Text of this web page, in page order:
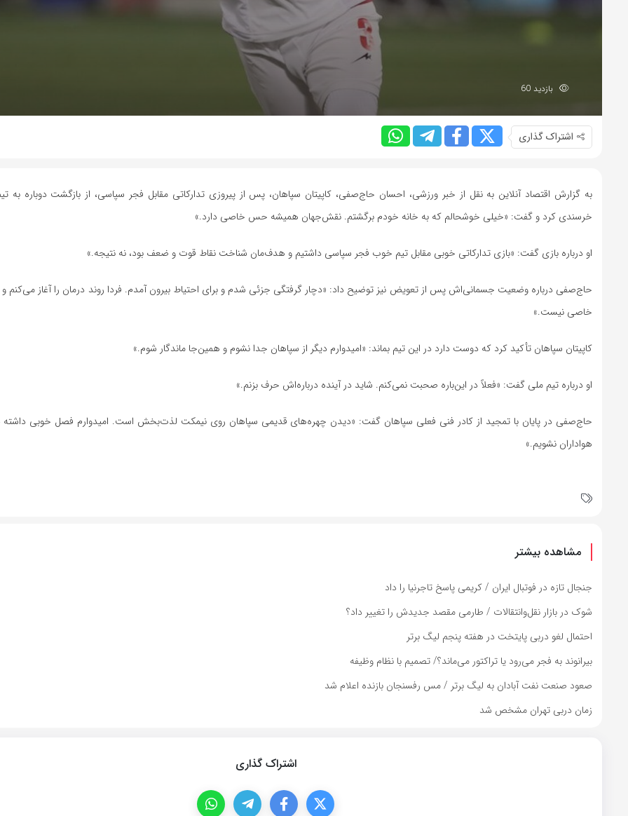
بازدید 60
اشتراک گذاری
به گزارش اقتصاد آنلاین به نقل از خبر ورزشی، احسان حاج‌صفی، کاپیتان سپاهان، پس از پیروزی تدارکاتی مقابل فجر سپاسی، از بازگشت دوباره به
خرسندی کرد و گفت: «خیلی خوشحالم که به خانه خودم برگشتم. نقش‌جهان همیشه حس خاصی دارد.»
او درباره بازی گفت: «بازی تدارکاتی خوبی مقابل تیم خوب فجر سپاسی داشتیم و هدف‌مان شناخت نقاط قوت و ضعف بود، نه نتیجه.»
حاج‌صفی درباره وضعیت جسمانی‌اش پس از تعویض نیز توضیح داد: «دچار گرفتگی جزئی شدم و برای احتیاط بیرون آمدم. فردا روند درمان را آغاز می‌کنم و
خاصی نیست.»
کاپیتان سپاهان تأکید کرد که دوست دارد در این تیم بماند: «امیدوارم دیگر از سپاهان جدا نشوم و همین‌جا ماندگار شوم.»
او درباره تیم ملی گفت: «فعلاً در این‌باره صحبت نمی‌کنم. شاید در آینده درباره‌اش حرف بزنم.»
حاج‌صفی در پایان با تمجید از کادر فنی فعلی سپاهان گفت: «دیدن چهره‌های قدیمی سپاهان روی نیمکت لذت‌بخش است. امیدوارم فصل خوبی داشته
هواداران نشویم.»
مشاهده بیشتر
جنجال تازه در فوتبال ایران / کریمی پاسخ تاجرنیا را داد
شوک در بازار نقل‌وانتقالات / طارمی مقصد جدیدش را تغییر داد؟
احتمال لغو دربی پایتخت در هفته پنجم لیگ برتر
بیرانوند به فجر می‌رود یا تراکتور می‌ماند؟/ تصمیم با نظام وظیفه
صعود صنعت نفت آبادان به لیگ برتر / مس رفسنجان بازنده اعلام شد
زمان دربی تهران مشخص شد
اشتراک گذاری